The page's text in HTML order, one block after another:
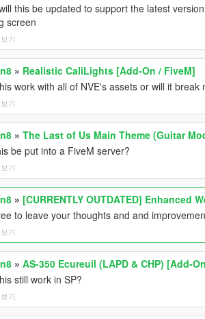
this be updated to support the latest
screen
기
» Realistic CaliLights [Add-On / FiveM]
work with all of NVE's assets or will it break
기
»The Last of Us Main Theme (Guitar
be put into a FiveM server?
기
» [CURRENTLY OUTDATED] Enhanced
to leave your thoughts and and
기
»AS-350 Ecureuil (LAPD & CHP) [Add-
still work in SP?
기